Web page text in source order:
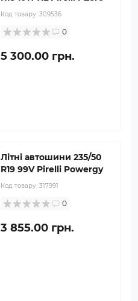
Код товару: 309536
0
5 300.00 грн.
Літні автошини 235/50
R19 99V Pirelli Powergy
Код товару: 317991
0
3 855.00 грн.